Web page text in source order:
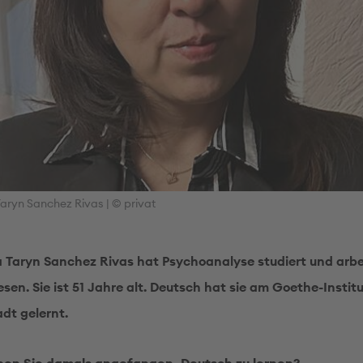
Sanchez Rivas | © privat
Taryn Sanchez Rivas hat Psychoanalyse studiert und
Sie ist 51 Jahre alt. Deutsch hat sie am Goethe-
gelernt.